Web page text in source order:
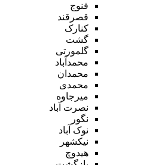
فنوج
قصرقند
کنارک
گشت
گلمورتی
محمدآباد
محمدان
محمدی
میرجاوه
نصرت آباد
نگور
نوک آباد
نیکشهر
هیدوچ